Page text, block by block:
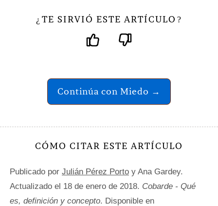
¿ TE SIRVIÓ ESTE ARTÍCULO ?
Continúa con Miedo →
CÓMO CITAR ESTE ARTÍCULO
Publicado por Julián Pérez Porto y Ana Gardey.
Actualizado el 18 de enero de 2018. Cobarde - Qué
es, definición y concepto. Disponible en